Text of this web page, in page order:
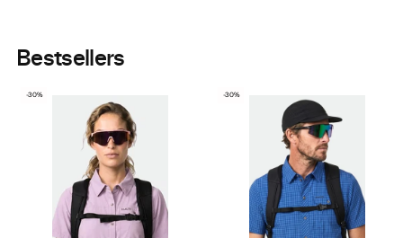
Bestsellers
-30% -30%